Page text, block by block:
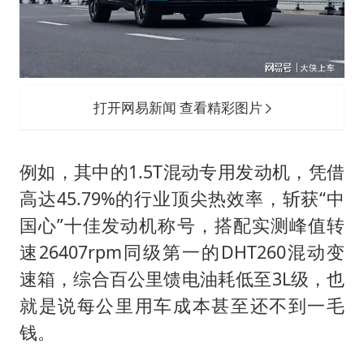
打开网易新闻 查看精彩图片
例如，其中的1.5T混动专用发动机，凭借
高达45.79%的行业顶尖热效率，斩获“中
国心”十佳发动机称号，搭配实测峰值转
速26407rpm同级第一的DHT260混动变
速箱，综合百公里馈电油耗低至3L级，也
就是说每公里用车成本甚至还不到一毛
钱。